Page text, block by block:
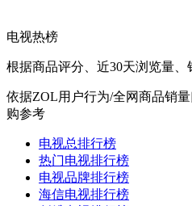
电视热榜
根据商品评分、近30天浏览量
依据ZOL用户行为/全网商品销
购参考
电视总排行榜
热门电视排行榜
电视品牌排行榜
海信电视排行榜